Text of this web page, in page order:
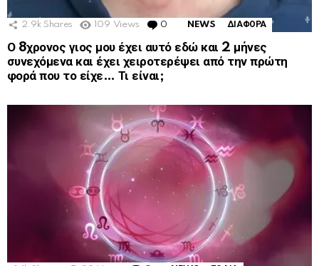
2.9k Shares 109 Views 0 Comments
NEWS ΔΙΑΦΟΡΑ
Ο 8χρονος γιος μου έχει αυτό εδώ και 2 μήνες
συνεχόμενα και έχει χειροτερέψει από την πρώτη
φορά που το είχε… Τι είναι;